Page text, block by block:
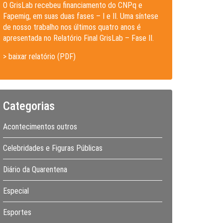
O GrisLab recebeu financiamento do CNPq e
Fapemig, em suas duas fases – I e II. Uma síntese
de nosso trabalho nos últimos quatro anos é
apresentada no Relatório Final GrisLab – Fase II.
> baixar relatório (PDF)
Categorias
Acontecimentos outros
Celebridades e Figuras Públicas
Diário da Quarentena
Especial
Esportes